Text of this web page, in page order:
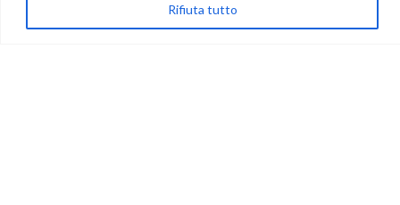
Rifiuta tutto